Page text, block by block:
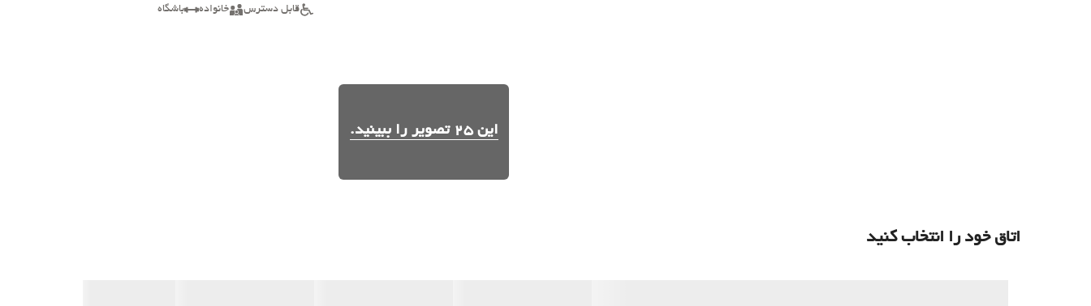
این 25 تصویر را ببینید.
قابل دسترس خانواده باشگاه
اتاق خود را انتخاب کنید